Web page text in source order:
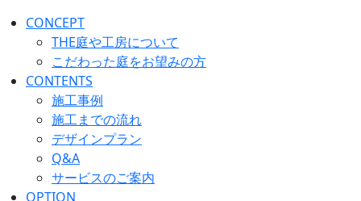
CONCEPT
THE庭や工房について
こだわった庭をお望みの方
CONTENTS
施工事例
施工までの流れ
デザインプラン
Q&A
サービスのご案内
OPTION